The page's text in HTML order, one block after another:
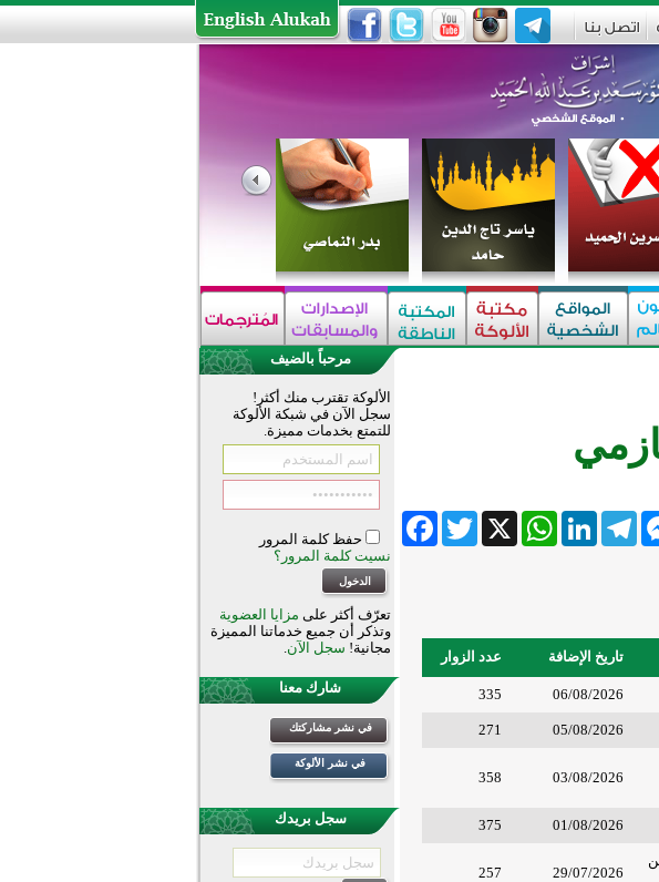
FacebookTwitter X
WhatsApp
LinkedIn
Telegram
تاريخ الإضافة عدد الزوار
06/08/2026
335
05/08/2026
271
03/08/2026
358
01/08/2026
375
29/07/2026
257
مرحباً بالضيف
الألوكة تقترب منك أكثر!
سجل الآن في شبكة الألوكة
للتمتع بخدمات مميزة.
حفظ كلمة المرور
نسيت كلمة المرور؟
تعرّف أكثر على مزايا العضوية
وتذكر أن جميع خدماتنا المميزة
مجانية! سجل الآن.
شارك معنا
في نشر مشاركتك
في نشر الألوكة
سجل بريدك